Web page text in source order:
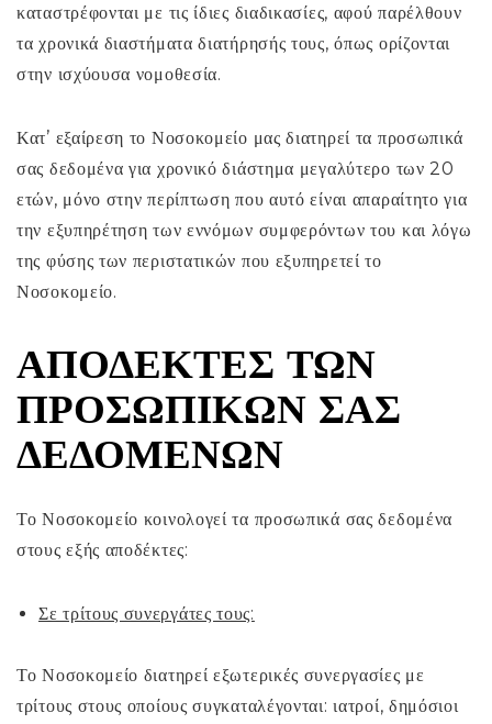
καταστρέφονται με τις ίδιες διαδικασίες, αφού παρέλθουν
τα χρονικά διαστήματα διατήρησής τους, όπως ορίζονται
στην ισχύουσα νομοθεσία.
Κατ’ εξαίρεση το Νοσοκομείο μας διατηρεί τα προσωπικά
σας δεδομένα για χρονικό διάστημα μεγαλύτερο των 20
ετών, μόνο στην περίπτωση που αυτό είναι απαραίτητο για
την εξυπηρέτηση των εννόμων συμφερόντων του και λόγω
της φύσης των περιστατικών που εξυπηρετεί το
Νοσοκομείο.
ΑΠΟΔΈΚΤΕΣ ΤΩΝ
ΠΡΟΣΩΠΙΚΏΝ ΣΑΣ
ΔΕΔΟΜΈΝΩΝ
Το Νοσοκομείο κοινολογεί τα προσωπικά σας δεδομένα
στους εξής αποδέκτες:
Σε τρίτους συνεργάτες τους:
Το Νοσοκομείο διατηρεί εξωτερικές συνεργασίες με
τρίτους στους οποίους συγκαταλέγονται: ιατροί, δημόσιοι